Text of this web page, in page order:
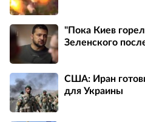
"Пока Киев
Зеленского
США: Иран
для Украины